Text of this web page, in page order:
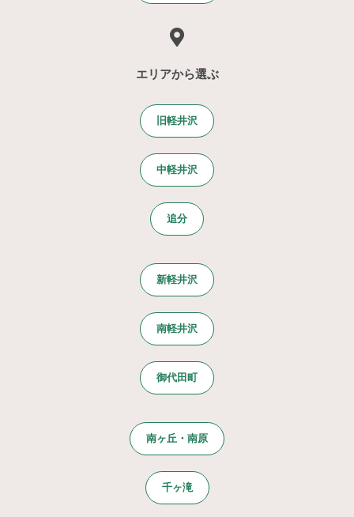
エリアから選ぶ
旧軽井沢
中軽井沢
追分
新軽井沢
南軽井沢
御代田町
南ヶ丘・南原
千ヶ滝